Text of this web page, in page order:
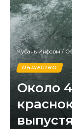
Кубань Информ/
ОБЩЕСТВО
Около